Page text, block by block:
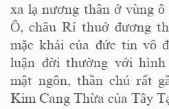
xa lạ nương thân ở vùng
Ô, châu Rí thuở đương
mặc khải của đức tin vô
luận đời thường với
mật ngôn, thần chú rất
Kim Cang Thừa của Tây